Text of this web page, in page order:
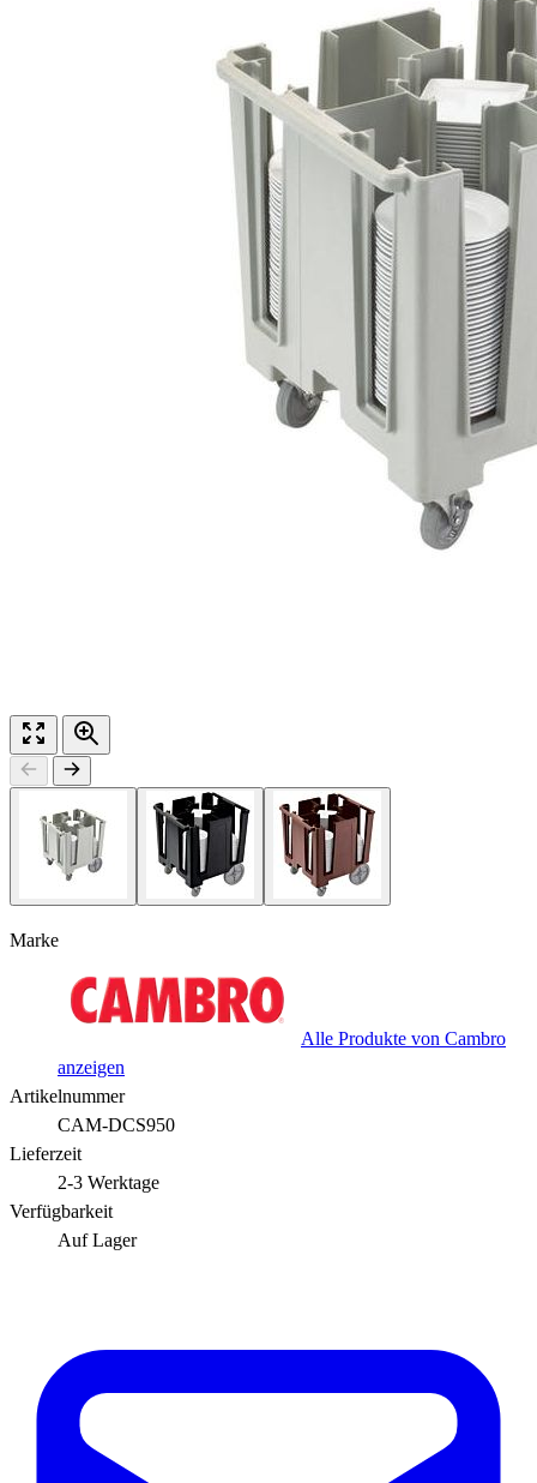
Marke
Alle Produkte von Cambro
anzeigen
Artikelnummer
CAM-DCS950
Lieferzeit
2-3 Werktage
Verfügbarkeit
Auf Lager